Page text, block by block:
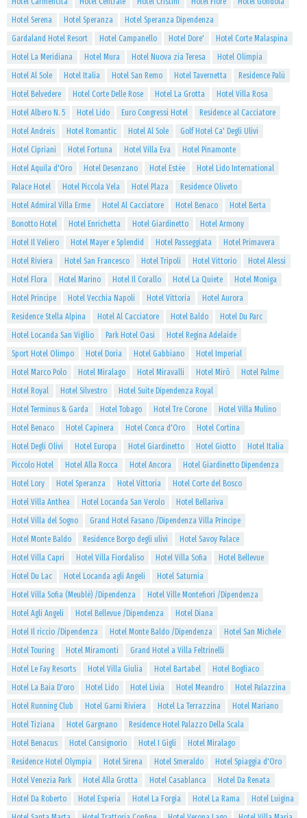
Hotel Serena
Hotel Speranza
Hotel Speranza Dipendenza
Gardaland Hotel Resort
Hotel Campanello Hotel Dore'
Hotel Corte Malaspina
Hotel La Meridiana
Hotel Mura Hotel Nuova zia Teresa
Hotel Olimpia
Hotel Al Sole
Hotel Italia Hotel San Remo Hotel Tavernetta
Residence Palù
Hotel Belvedere
Hotel Corte Delle Rose Hotel La Grotta
Hotel Villa Rosa
Hotel Albero N. 5
Hotel Lido Euro Congressi Hotel
Residence al Cacciatore
Hotel Andreis
Hotel Romantic Hotel Al Sole
Golf Hotel Ca' Degli Ulivi
Hotel Cipriani
Hotel Fortuna Hotel Villa Eva
Hotel Pinamonte
Hotel Aquila d'Oro
Hotel Desenzano Hotel Estée
Hotel Lido International
Palace Hotel
Hotel Piccola Vela Hotel Plaza
Residence Oliveto
Hotel Admiral Villa Erme
Hotel Al Cacciatore Hotel Benaco
Hotel Berta
Bonotto Hotel
Hotel Enrichetta Hotel Giardinetto
Hotel Armony
Hotel Il Veliero
Hotel Mayer e Splendid Hotel Passeggiata
Hotel Primavera
Hotel Riviera
Hotel San Francesco Hotel Tripoli Hotel Vittorio
Hotel Alessi
Hotel Flora
Hotel Marino Hotel Il Corallo Hotel La Quiete
Hotel Moniga
Hotel Principe
Hotel Vecchia Napoli Hotel Vittoria
Hotel Aurora
Residence Stella Alpina
Hotel Al Cacciatore Hotel Baldo
Hotel Du Parc
Hotel Locanda San Vigilio
Park Hotel Oasi
Hotel Regina Adelaide
Sport Hotel Olimpo
Hotel Doria Hotel Gabbiano
Hotel Imperial
Hotel Marco Polo
Hotel Miralago Hotel Miravalli Hotel Mirò
Hotel Palme
Hotel Royal
Hotel Silvestro
Hotel Suite Dipendenza Royal
Hotel Terminus & Garda
Hotel Tobago Hotel Tre Corone
Hotel Villa Mulino
Hotel Benaco
Hotel Capinera Hotel Conca d'Oro
Hotel Cortina
Hotel Degli Olivi
Hotel Europa Hotel Giardinetto Hotel Giotto
Hotel Italia
Piccolo Hotel
Hotel Alla Rocca Hotel Ancora
Hotel Giardinetto Dipendenza
Hotel Lory
Hotel Speranza Hotel Vittoria
Hotel Corte del Bosco
Hotel Villa Anthea
Hotel Locanda San Verolo
Hotel Bellariva
Hotel Villa del Sogno
Grand Hotel Fasano /Dipendenza Villa Principe
Hotel Monte Baldo
Residence Borgo degli ulivi
Hotel Savoy Palace
Hotel Villa Capri
Hotel Villa Fiordaliso Hotel Villa Sofia
Hotel Bellevue
Hotel Du Lac
Hotel Locanda agli Angeli
Hotel Saturnia
Hotel Villa Sofia (Meublè) /Dipendenza
Hotel Ville Montefiori /Dipendenza
Hotel Agli Angeli
Hotel Bellevue /Dipendenza
Hotel Diana
Hotel Il riccio /Dipendenza
Hotel Monte Baldo /Dipendenza
Hotel San Michele
Hotel Touring
Hotel Miramonti
Grand Hotel a Villa Feltrinelli
Hotel Le Fay Resorts
Hotel Villa Giulia Hotel Bartabel
Hotel Bogliaco
Hotel La Baia D'oro
Hotel Lido Hotel Livia Hotel Meandro
Hotel Palazzina
Hotel Running Club
Hotel Garni Riviera Hotel La Terrazzina
Hotel Mariano
Hotel Tiziana
Hotel Gargnano
Residence Hotel Palazzo Della Scala
Hotel Benacus
Hotel Cansignorio Hotel I Gigli
Hotel Miralago
Residence Hotel Olympia
Hotel Sirena Hotel Smeraldo
Hotel Spiaggia d'Oro
Hotel Venezia Park
Hotel Alla Grotta Hotel Casablanca
Hotel Da Renata
Hotel Da Roberto
Hotel Esperia Hotel La Forgia Hotel La Rama
Hotel Luigina